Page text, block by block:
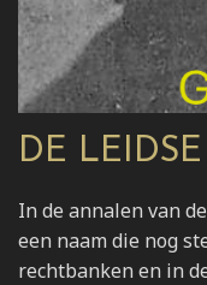
DE
In de annalen van
een naam die nog
rechtbanken en in